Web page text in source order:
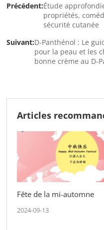
Précédent:Étude
propriétés,
sécurité cutanée
Suivant:D-Panthénol : Le
pour la peau et les
bonne crème au D-
Articles
Fête de la mi-automne
2024-09-13